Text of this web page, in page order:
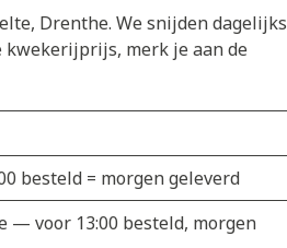
Drenthe. We snijden dagelijks
kwekerijprijs, merk je aan de
besteld = morgen geleverd
— voor 13:00 besteld, morgen